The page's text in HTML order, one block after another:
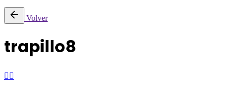
Saltar
Volver
trapillo8